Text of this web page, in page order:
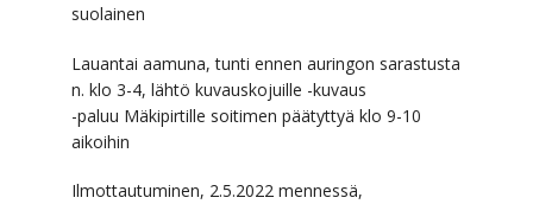
suolainen
Lauantai aamuna, tunti ennen auringon sarastusta
n. klo 3-4, lähtö kuvauskojuille -kuvaus
-paluu Mäkipirtille soitimen päätyttyä klo 9-10
aikoihin
Ilmottautuminen, 2.5.2022 mennessä,